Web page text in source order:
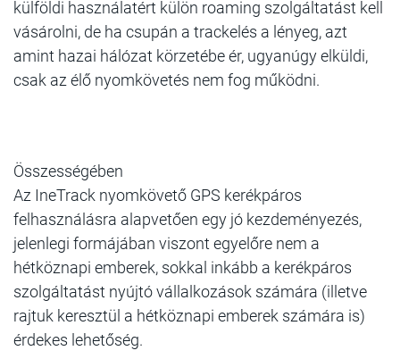
külföldi használatért külön roaming szolgáltatást kell
vásárolni, de ha csupán a trackelés a lényeg, azt
amint hazai hálózat körzetébe ér, ugyanúgy elküldi,
csak az élő nyomkövetés nem fog működni.
Összességében
Az IneTrack nyomkövető GPS kerékpáros
felhasználásra alapvetően egy jó kezdeményezés,
jelenlegi formájában viszont egyelőre nem a
hétköznapi emberek, sokkal inkább a kerékpáros
szolgáltatást nyújtó vállalkozások számára (illetve
rajtuk keresztül a hétköznapi emberek számára is)
érdekes lehetőség.